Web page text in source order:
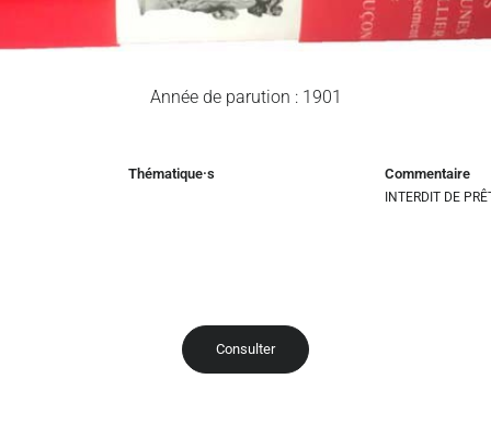
Année de parution : 1901
Thématique·s Commentaire
INTERDIT DE
Consulter